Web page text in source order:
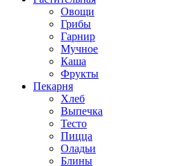
Овощи
Грибы
Гарнир
Мучное
Каша
Фрукты
Пекарня
Хлеб
Выпечка
Тесто
Пицца
Оладьи
Блины